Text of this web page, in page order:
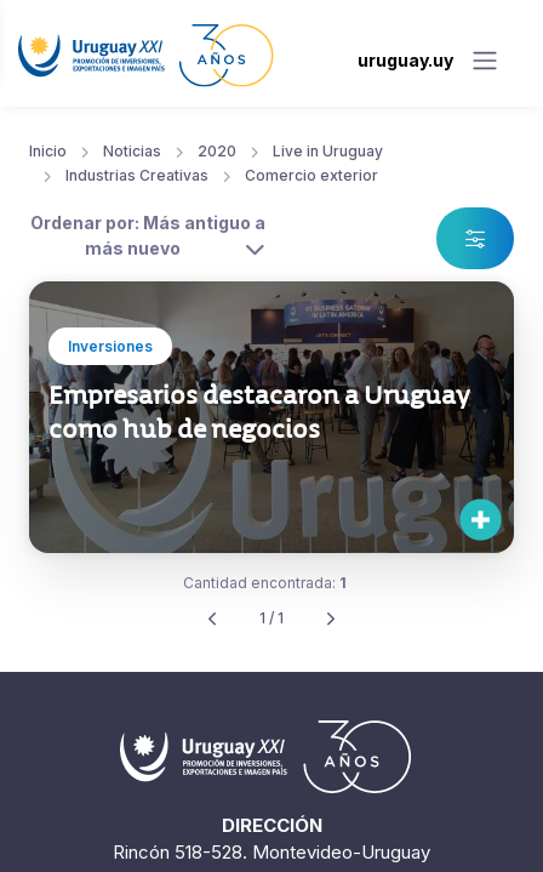
uruguay.uy
Inicio Noticias 2020
Live in Uruguay
Industrias Creativas
Comercio exterior
Ordenar por: Más antiguo a
más nuevo
Inversiones
Empresarios destacaron a Uruguay
como hub de negocios
Cantidad encontrada: 1
1 / 1
DIRECCIÓN
Rincón 518-528. Montevideo-Uruguay